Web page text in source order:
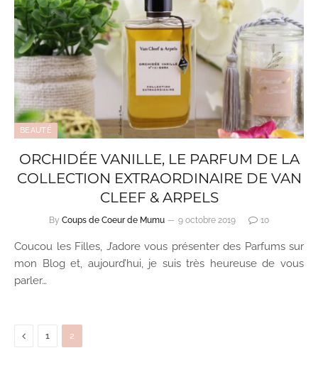
BEAUTÉ
ORCHIDÉE VANILLE, LE PARFUM DE LA
COLLECTION EXTRAORDINAIRE DE VAN
CLEEF & ARPELS
By Coups de Coeur de Mumu 9 octobre 2019 10
Coucou les Filles, J’adore vous présenter des Parfums sur
mon Blog et, aujourd’hui, je suis très heureuse de vous
parler…
Previous
1 2